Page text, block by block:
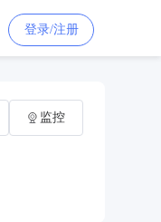
登录/注册
监控